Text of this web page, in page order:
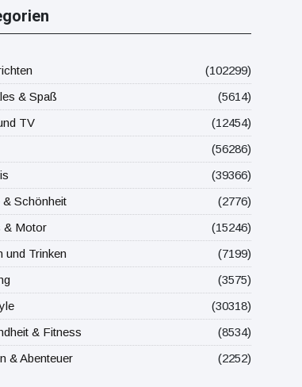
"jung" das
sein
(102299)
& Spaß
(5614)
TV
(12454)
(56286)
(39366)
& Schönheit
(2776)
& Motor
(15246)
und Trinken
(7199)
(3575)
(30318)
& Fitness
(8534)
& Abenteuer
(2252)